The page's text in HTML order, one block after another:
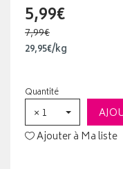
5,99€
7,99€
29,95€/kg
Quantité
× 1
Ajouter à Ma liste